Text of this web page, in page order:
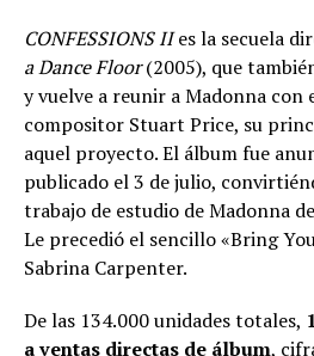
CONFESSIONS IIes la secuela
a Dance Floor(2005), que
y vuelve a reunir a Madonna con
compositor Stuart Price, su
aquel proyecto. El álbum fue
publicado el 3 de julio,
trabajo de estudio de Madonna
Le precedió el sencillo «Bring
Sabrina Carpenter.
De las 134.000 unidades totales,
a ventas directas de álbum,